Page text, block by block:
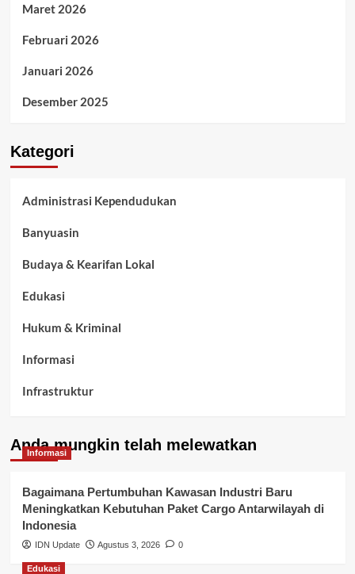
Maret 2026
Februari 2026
Januari 2026
Desember 2025
Kategori
Administrasi Kependudukan
Banyuasin
Budaya & Kearifan Lokal
Edukasi
Hukum & Kriminal
Informasi
Infrastruktur
Kepegawaian & ASN Banyuasin
Kesehatan
Keuangan
Lalu Lintas
Anda mungkin telah melewatkan
Informasi
Bagaimana Pertumbuhan Kawasan Industri Baru
Meningkatkan Kebutuhan Paket Cargo Antarwilayah di
Indonesia
IDN Update Agustus 3, 2026 0
Edukasi